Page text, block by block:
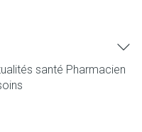
santé Pharmacien